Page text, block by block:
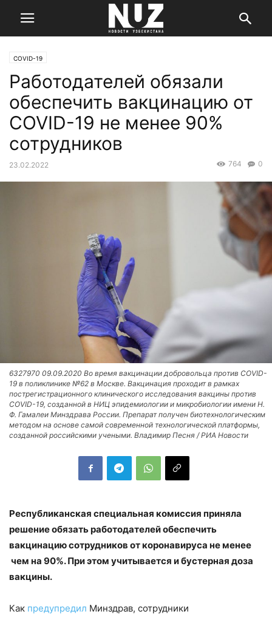
COVID-19
Работодателей обязали
обеспечить вакцинацию от
COVID-19 не менее 90%
сотрудников
23.02.2022 0
764
6327970 09.09.2020 Во время вакцинации добровольца против COVID-
19 в поликлинике №62 в Москве. Вакцинация проходит в рамках
пострегистрационного клинического исследования вакцины против
COVID-19, созданной в НИЦ эпидемиологии и микробиологии имени Н.
Ф. Гамалеи Минздрава России. Препарат получен биотехнологическим
методом на основе самой современной технологической платформы,
созданной российскими учеными. Владимир Песня / РИА Новости
Республиканская специальная комиссия приняла
решение обязать работодателей обеспечить
вакцинацию сотрудников от коронавируса не менее
чем на 90%. При этом учитывается и бустерная доза
вакцины.
Как предупредил Минздрав, сотрудники